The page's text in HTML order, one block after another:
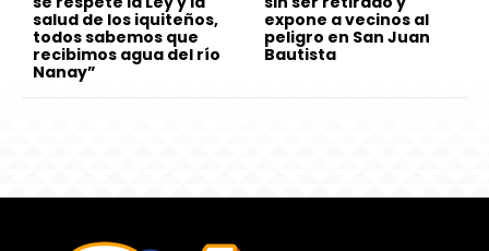
salud de los iquiteños,
todos sabemos que
recibimos agua del río
Nanay”
expone a vecinos al
peligro en San Juan
Bautista